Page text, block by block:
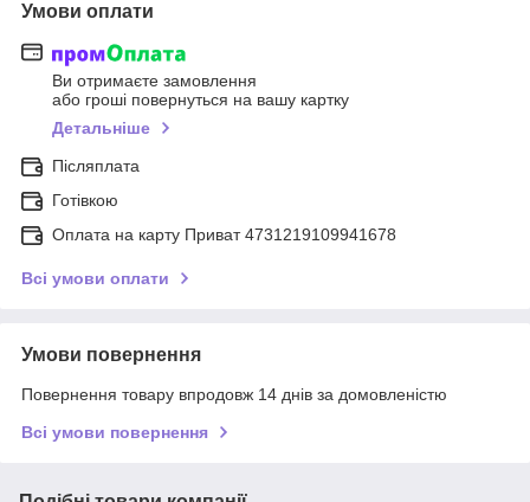
Умови оплати
Ви отримаєте замовлення
або гроші повернуться на вашу картку
Детальніше
Післяплата
Готівкою
Оплата на карту Приват 4731219109941678
Всі умови оплати
Умови повернення
Повернення товару впродовж 14 днів за домовленістю
Всі умови повернення